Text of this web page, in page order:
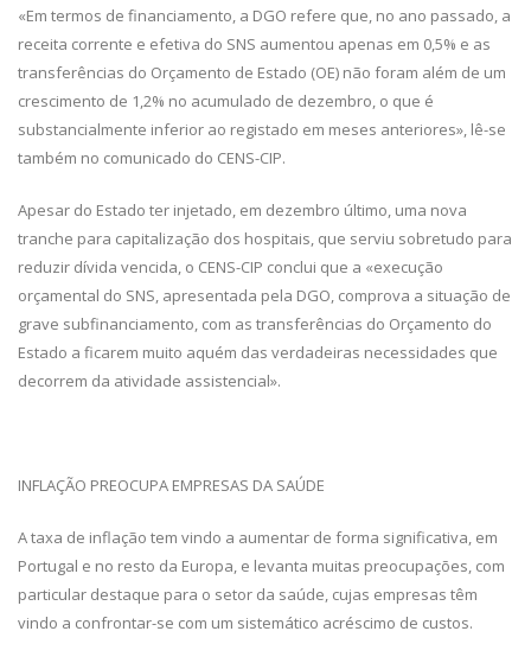
«Em termos de financiamento, a DGO refere que, no ano passado, a
receita corrente e efetiva do SNS aumentou apenas em 0,5% e as
transferências do Orçamento de Estado (OE) não foram além de um
crescimento de 1,2% no acumulado de dezembro, o que é
substancialmente inferior ao registado em meses anteriores», lê-se
também no comunicado do CENS-CIP.
Apesar do Estado ter injetado, em dezembro último, uma nova
tranche para capitalização dos hospitais, que serviu sobretudo para
reduzir dívida vencida, o CENS-CIP conclui que a «execução
orçamental do SNS, apresentada pela DGO, comprova a situação de
grave subfinanciamento, com as transferências do Orçamento do
Estado a ficarem muito aquém das verdadeiras necessidades que
decorrem da atividade assistencial».
INFLAÇÃO PREOCUPA EMPRESAS DA SAÚDE
A taxa de inflação tem vindo a aumentar de forma significativa, em
Portugal e no resto da Europa, e levanta muitas preocupações, com
particular destaque para o setor da saúde, cujas empresas têm
vindo a confrontar-se com um sistemático acréscimo de custos.